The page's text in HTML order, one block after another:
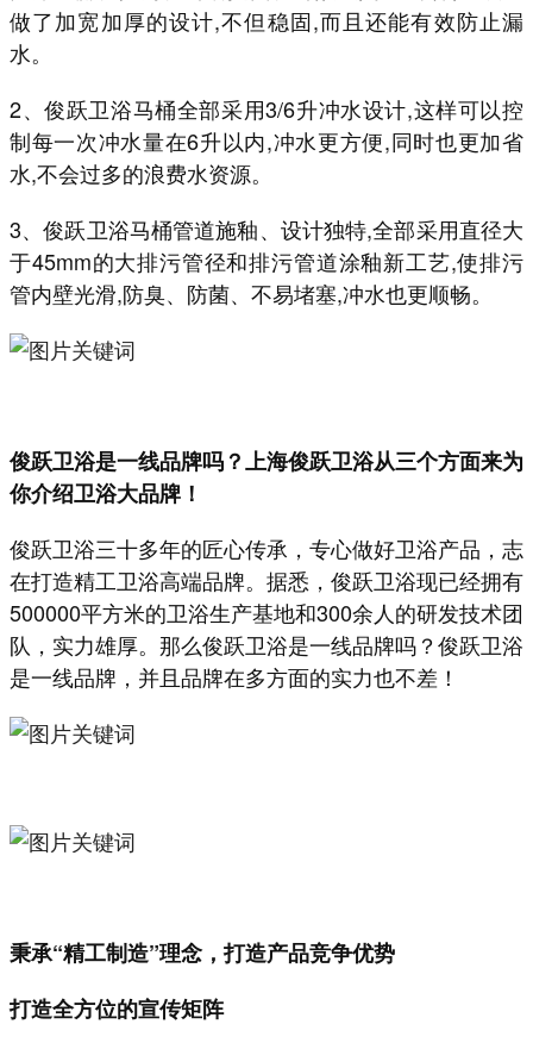
做了加宽加厚的设计,不但稳固,而且还能有效防止漏
水。
2、俊跃卫浴马桶全部采用3/6升冲水设计,这样可以控
制每一次冲水量在6升以内,冲水更方便,同时也更加省
水,不会过多的浪费水资源。
3、俊跃卫浴马桶管道施釉、设计独特,全部采用直径大
于45mm的大排污管径和排污管道涂釉新工艺,使排污
管内壁光滑,防臭、防菌、不易堵塞,冲水也更顺畅。
俊跃卫浴是一线品牌吗？上海俊跃卫浴从三个方面来为
你介绍卫浴大品牌！
俊跃卫浴三十多年的匠心传承，专心做好卫浴产品，志
在打造精工卫浴高端品牌。据悉，俊跃卫浴现已经拥有
500000平方米的卫浴生产基地和300余人的研发技术团
队，实力雄厚。那么俊跃卫浴是一线品牌吗？俊跃卫浴
是一线品牌，并且品牌在多方面的实力也不差！
秉承“精工制造”理念，打造产品竞争优势
打造全方位的宣传矩阵